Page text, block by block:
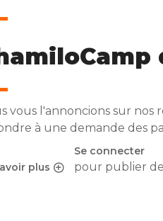
plussur Youtube :
Se connecter
pour publier
vous l'annoncions sur nos
à une demande des